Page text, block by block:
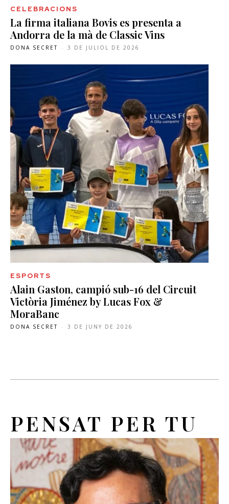
CELEBRACIONS
La firma italiana Bovis es presenta a
Andorra de la mà de Classic Vins
DONA SECRET - 3 DE JULIOL DE 2026
ESPORTS
Alain Gaston, campió sub-16 del Circuit
Victòria Jiménez by Lucas Fox &
MoraBanc
DONA SECRET - 3 DE JUNY DE 2026
PENSAT PER TU